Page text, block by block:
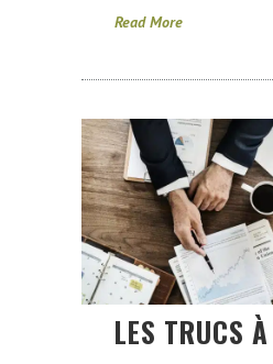
Read More
LES TRUCS